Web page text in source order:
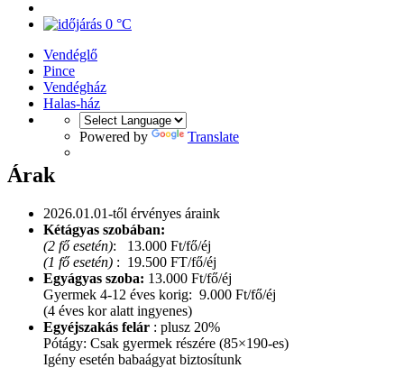
0 °C
Vendéglő
Pince
Vendégház
Halas-ház
Powered by Translate
Árak
2026.01.01-től érvényes áraink
Kétágyas szobában:
(2 fő esetén): 13.000 Ft/fő/éj
(1 fő esetén) : 19.500 FT/fő/éj
Egyágyas szoba: 13.000 Ft/fő/éj
Gyermek 4-12 éves korig: 9.000 Ft/fő/éj
(4 éves kor alatt ingyenes)
Egyéjszakás felár : plusz 20%
Pótágy: Csak gyermek részére (85×190-es)
Igény esetén babaágyat biztosítunk